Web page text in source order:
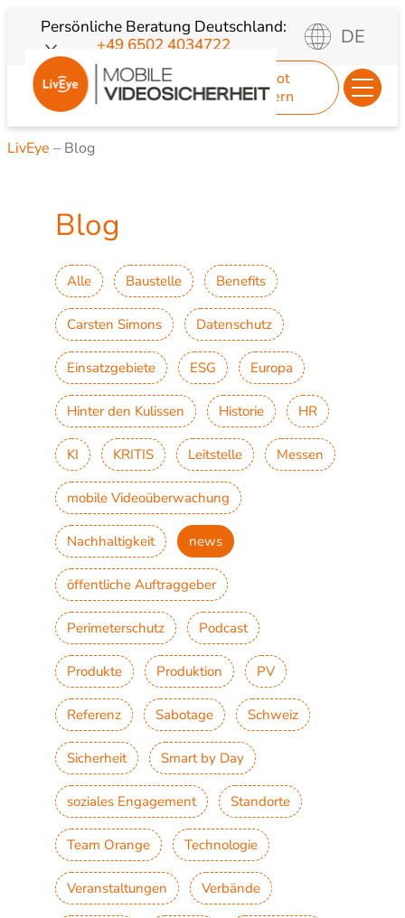
Inhalt
springen
Persönliche Beratung Deutschland:
+49 6502 4034722
DE
Angebot
anfordern
LivEye – Blog
Blog
Alle Baustelle Benefits
Carsten Simons Datenschutz
Einsatzgebiete ESG Europa
Hinter den Kulissen Historie HR
KI KRITIS Leitstelle Messen
mobile Videoüberwachung
Nachhaltigkeit news
öffentliche Auftraggeber
Perimeterschutz Podcast
Produkte Produktion PV
Referenz Sabotage Schweiz
Sicherheit Smart by Day
soziales Engagement Standorte
Team Orange Technologie
Veranstaltungen Verbände